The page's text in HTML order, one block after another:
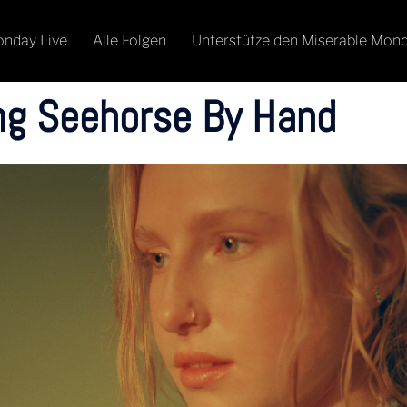
Live Alle Folgen Unterstütze den Miserable
Seehorse By Hand